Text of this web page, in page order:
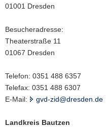
01001 Dresden
Besucheradresse:
Theaterstraße 11
01067 Dresden
Telefon: 0351 488 6357
Telefax: 0351 488 6307
E-Mail:
gvd-zid@dresden.de
Landkreis Bautzen